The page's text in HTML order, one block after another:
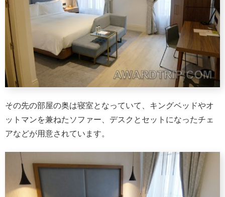
その先の部屋の奥は寝室となっていて、キングベッドやオ
ットマンを兼ねたソファー、デスクとセットになったチェ
アなどが用意されています。